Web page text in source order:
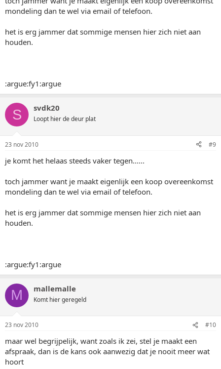
mondeling dan te wel via email of telefoon.
het is erg jammer dat sommige mensen hier zich niet aan
houden.
:argue:fy1:argue
S svdk20
Loopt hier de deur plat
23 nov 2010 #9
je komt het helaas steeds vaker tegen......
toch jammer want je maakt eigenlijk een koop overeenkomst
mondeling dan te wel via email of telefoon.
het is erg jammer dat sommige mensen hier zich niet aan
houden.
:argue:fy1:argue
M mallemalle
Komt hier geregeld
23 nov 2010 #10
maar wel begrijpelijk, want zoals ik zei, stel je maakt een
afspraak, dan is de kans ook aanwezig dat je nooit meer wat
hoort